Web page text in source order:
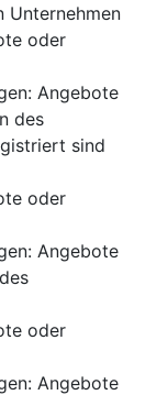
Unternehmen
oder
: Angebote
des
sind
oder
: Angebote
oder
: Angebote